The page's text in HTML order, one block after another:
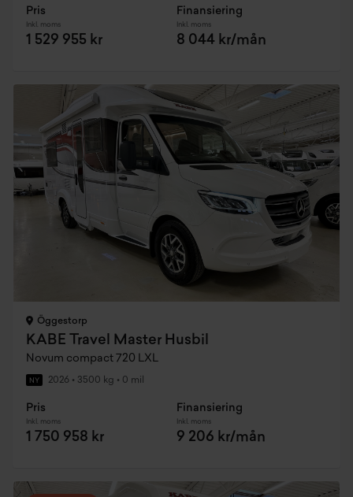
Pris
Inkl. moms
1 529 955 kr
Finansiering
Inkl. moms
8 044 kr/mån
Öggestorp
KABE Travel Master Husbil
Novum compact 720 LXL
NY 2026 • 3500 kg • 0 mil
Pris
Inkl. moms
1 750 958 kr
Finansiering
Inkl. moms
9 206 kr/mån